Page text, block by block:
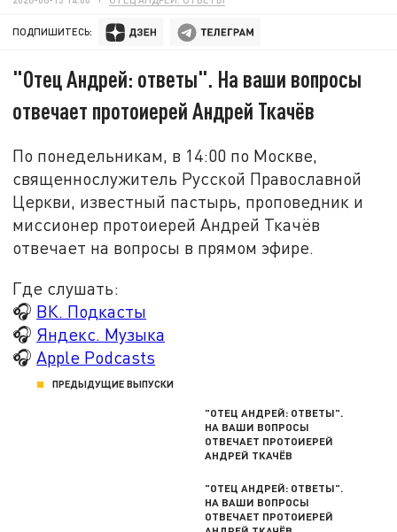
ПОДПИШИТЕСЬ:
"Отец Андрей: ответы". На ваши вопросы
отвечает протоиерей Андрей Ткачёв
По понедельникам, в 14:00 по Москве,
священнослужитель Русской Православной
Церкви, известный пастырь, проповедник и
миссионер протоиерей Андрей Ткачёв
отвечает на вопросы в прямом эфире.
Где слушать:
🎧 ВК. Подкасты
🎧 Яндекс. Музыка
🎧 Apple Podcasts
ПРЕДЫДУЩИЕ ВЫПУСКИ
"ОТЕЦ АНДРЕЙ: ОТВЕТЫ".
НА ВАШИ ВОПРОСЫ
ОТВЕЧАЕТ ПРОТОИЕРЕЙ
АНДРЕЙ ТКАЧЁВ
"ОТЕЦ АНДРЕЙ: ОТВЕТЫ".
НА ВАШИ ВОПРОСЫ
ОТВЕЧАЕТ ПРОТОИЕРЕЙ